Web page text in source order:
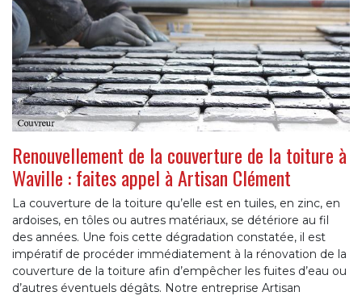
Renouvellement de la couverture de la toiture à
Waville : faites appel à Artisan Clément
La couverture de la toiture qu’elle est en tuiles, en zinc, en
ardoises, en tôles ou autres matériaux, se détériore au fil
des années. Une fois cette dégradation constatée, il est
impératif de procéder immédiatement à la rénovation de la
couverture de la toiture afin d’empêcher les fuites d’eau ou
d’autres éventuels dégâts. Notre entreprise Artisan